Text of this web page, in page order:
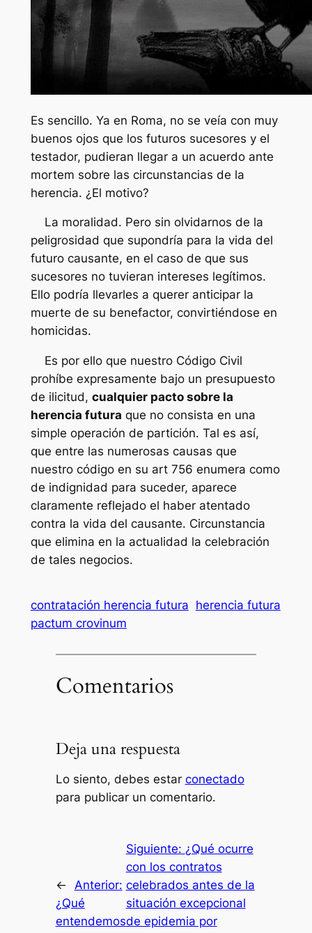
Es sencillo. Ya en Roma, no se veía con muy
buenos ojos que los futuros sucesores y el
testador, pudieran llegar a un acuerdo ante
mortem sobre las circunstancias de la
herencia. ¿El motivo?
La moralidad. Pero sin olvidarnos de la
peligrosidad que supondría para la vida del
futuro causante, en el caso de que sus
sucesores no tuvieran intereses legítimos.
Ello podría llevarles a querer anticipar la
muerte de su benefactor, convirtiéndose en
homicidas.
Es por ello que nuestro Código Civil
prohíbe expresamente bajo un presupuesto
de ilicitud, cualquier pacto sobre la
herencia futura que no consista en una
simple operación de partición. Tal es así,
que entre las numerosas causas que
nuestro código en su art 756 enumera como
de indignidad para suceder, aparece
claramente reflejado el haber atentado
contra la vida del causante. Circunstancia
que elimina en la actualidad la celebración
de tales negocios.
contratación herencia futura herencia futura
pactum crovinum
Comentarios
Deja una respuesta
Lo siento, debes estar conectado
para publicar un comentario.
←
Anterior:
¿Qué
entendemos
Siguiente: ¿Qué ocurre
con los contratos
celebrados antes de la
situación excepcional
de epidemia por